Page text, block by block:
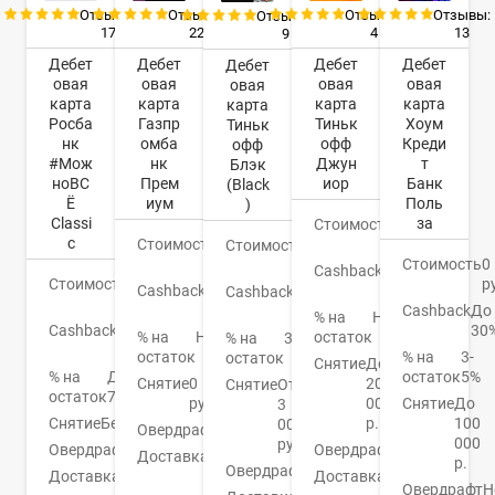
Отзывы:
17
Дебет
овая
карта
Росба
нк
#Мож
ноВС
Ё
Classi
c
Стоимость
Cashback
До
10%
% на
остаток
До
7%
СнятиеБесплатно
Овердрафт
Нет
Доставка
Отзывы:
22
Дебет
овая
карта
Газпр
омба
нк
Прем
иум
Стоимость
Cashback
До
% на
остаток
Нет
Снятие0
руб.
Овердрафт
Доставка
дней
Отзывы:
9
Дебет
овая
карта
Тиньк
офф
Блэк
(Black
)
Стоимость
руб.
Cashback
30%
% на
остаток
3,5%
СнятиеОт
3
000
руб.
Овердрафт
Есть
Отзывы:
4
Дебет
овая
карта
Тиньк
офф
Джун
иор
Стоимость
руб.
Cashback
% на
остаток
Нет
СнятиеДо
20
000
р.
Овердрафт
Доставка
Отзывы:
13
Дебет
овая
карта
Хоум
Креди
т
Банк
Поль
за
Стоимость0
CashbackДо
% на
остаток
3-
5%
СнятиеДо
100
000
р.
Овердрафт